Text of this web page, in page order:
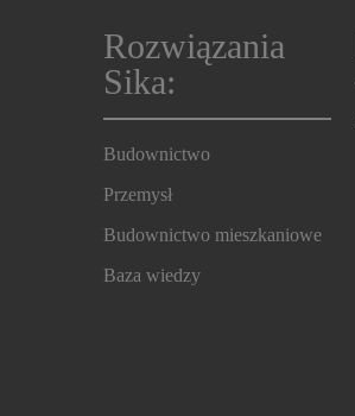
Rozwiązania
Sika:
Budownictwo
Przemysł
Budownictwo mieszkaniowe
Baza wiedzy